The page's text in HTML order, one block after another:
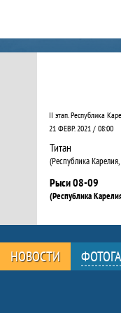
Календарь
21 ФЕВР. 2021 / 08:00
Титан
(Республика
Рыси 08-09
НОВОСТИ